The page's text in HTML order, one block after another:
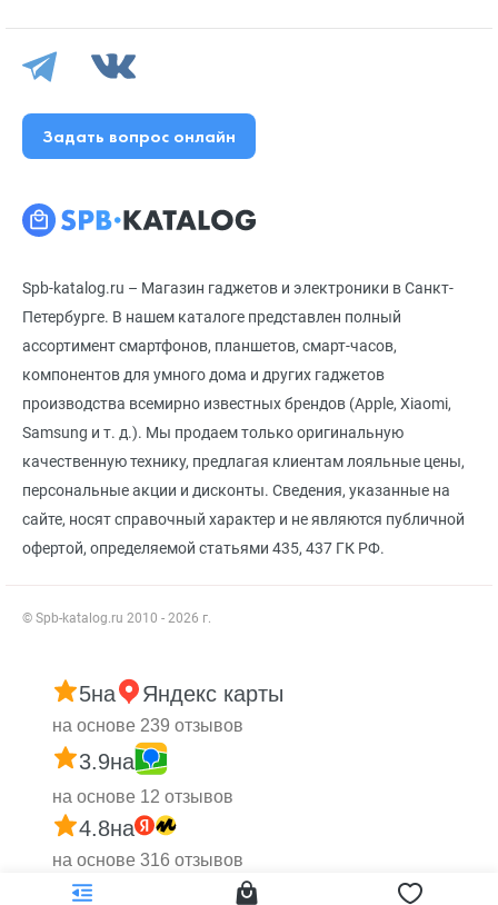
Spb-katalog.ru – Магазин гаджетов и электроники в Санкт-
Петербурге. В нашем каталоге представлен полный
ассортимент смартфонов, планшетов, смарт-часов,
компонентов для умного дома и других гаджетов
производства всемирно известных брендов (Apple, Xiaomi,
Samsung и т. д.). Мы продаем только оригинальную
качественную технику, предлагая клиентам лояльные цены,
персональные акции и дисконты. Сведения, указанные на
сайте, носят справочный характер и не являются публичной
офертой, определяемой статьями 435, 437 ГК РФ.
© Spb-katalog.ru 2010 - 2026 г.
Задать вопрос онлайн
5на Яндекс карты
на основе 239 отзывов
3.9на
на основе 12 отзывов
4.8на
на основе 316 отзывов